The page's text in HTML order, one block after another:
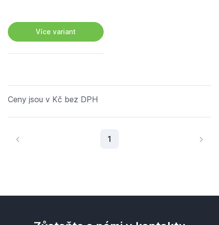
Více variant
Ceny jsou v Kč bez DPH
1